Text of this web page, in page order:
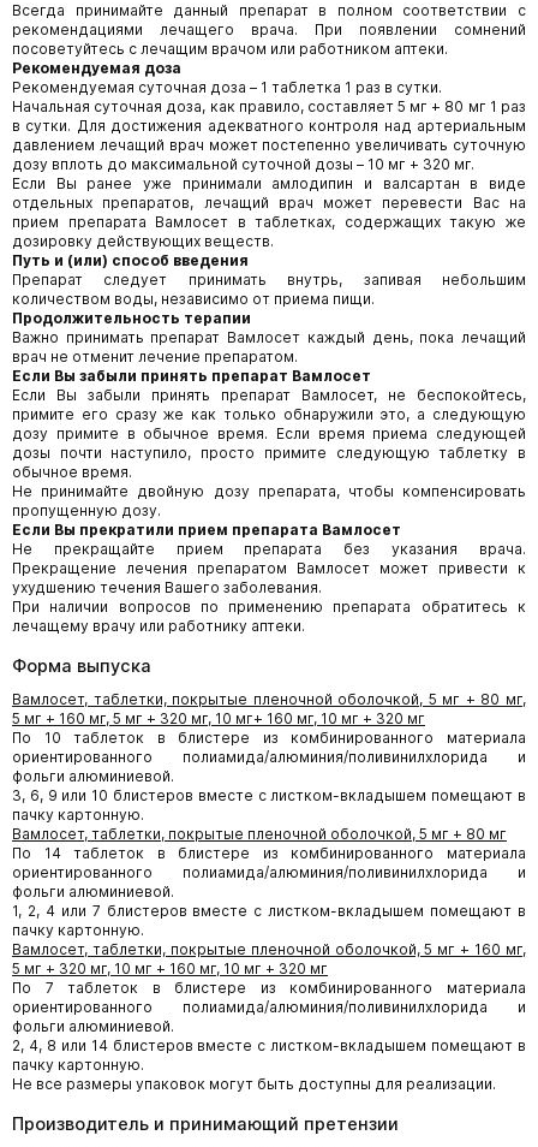
Всегда принимайте данный препарат в полном соответствии с
рекомендациями лечащего врача. При появлении сомнений
посоветуйтесь с лечащим врачом или работником аптеки.
Рекомендуемая доза
Рекомендуемая суточная доза – 1 таблетка 1 раз в сутки.
Начальная суточная доза, как правило, составляет 5 мг + 80 мг 1 раз
в сутки. Для достижения адекватного контроля над артериальным
давлением лечащий врач может постепенно увеличивать суточную
дозу вплоть до максимальной суточной дозы – 10 мг + 320 мг.
Если Вы ранее уже принимали амлодипин и валсартан в виде
отдельных препаратов, лечащий врач может перевести Вас на
прием препарата Вамлосет в таблетках, содержащих такую же
дозировку действующих веществ.
Путь и (или) способ введения
Препарат следует принимать внутрь, запивая небольшим
количеством воды, независимо от приема пищи.
Продолжительность терапии
Важно принимать препарат Вамлосет каждый день, пока лечащий
врач не отменит лечение препаратом.
Если Вы забыли принять препарат Вамлосет
Если Вы забыли принять препарат Вамлосет, не беспокойтесь,
примите его сразу же как только обнаружили это, а следующую
дозу примите в обычное время. Если время приема следующей
дозы почти наступило, просто примите следующую таблетку в
обычное время.
Не принимайте двойную дозу препарата, чтобы компенсировать
пропущенную дозу.
Если Вы прекратили прием препарата Вамлосет
Не прекращайте прием препарата без указания врача.
Прекращение лечения препаратом Вамлосет может привести к
ухудшению течения Вашего заболевания.
При наличии вопросов по применению препарата обратитесь к
лечащему врачу или работнику аптеки.
Форма выпуска
Вамлосет, таблетки, покрытые пленочной оболочкой, 5 мг + 80 мг,
5 мг + 160 мг, 5 мг + 320 мг, 10 мг+ 160 мг, 10 мг + 320 мг
По 10 таблеток в блистере из комбинированного материала
ориентированного полиамида/алюминия/поливинилхлорида и
фольги алюминиевой.
3, 6, 9 или 10 блистеров вместе с листком-вкладышем помещают в
пачку картонную.
Вамлосет, таблетки, покрытые пленочной оболочкой, 5 мг + 80 мг
По 14 таблеток в блистере из комбинированного материала
ориентированного полиамида/алюминия/поливинилхлорида и
фольги алюминиевой.
1, 2, 4 или 7 блистеров вместе с листком-вкладышем помещают в
пачку картонную.
Вамлосет, таблетки, покрытые пленочной оболочкой, 5 мг + 160 мг,
5 мг + 320 мг, 10 мг + 160 мг, 10 мг + 320 мг
По 7 таблеток в блистере из комбинированного материала
ориентированного полиамида/алюминия/поливинилхлорида и
фольги алюминиевой.
2, 4, 8 или 14 блистеров вместе с листком-вкладышем помещают в
пачку картонную.
Не все размеры упаковок могут быть доступны для реализации.
Производитель и принимающий претензии